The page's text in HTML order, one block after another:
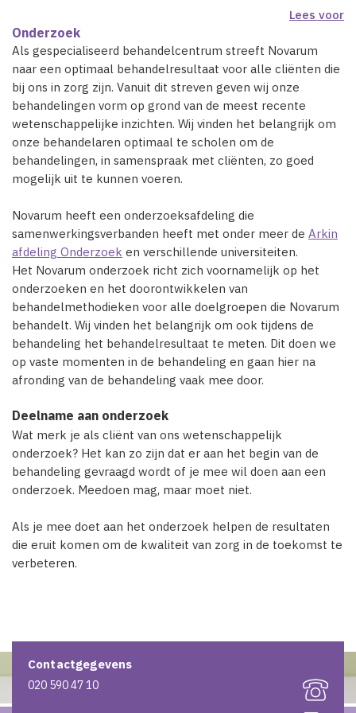
Lees voor
Onderzoek
Als gespecialiseerd behandelcentrum streeft Novarum
naar een optimaal behandelresultaat voor alle cliënten die
bij ons in zorg zijn. Vanuit dit streven geven wij onze
behandelingen vorm op grond van de meest recente
wetenschappelijke inzichten. Wij vinden het belangrijk om
onze behandelaren optimaal te scholen om de
behandelingen, in samenspraak met cliënten, zo goed
mogelijk uit te kunnen voeren.
Novarum heeft een onderzoeksafdeling die
samenwerkingsverbanden heeft met onder meer de Arkin
afdeling Onderzoek en verschillende universiteiten.
Het Novarum onderzoek richt zich voornamelijk op het
onderzoeken en het doorontwikkelen van
behandelmethodieken voor alle doelgroepen die Novarum
behandelt. Wij vinden het belangrijk om ook tijdens de
behandeling het behandelresultaat te meten. Dit doen we
op vaste momenten in de behandeling en gaan hier na
afronding van de behandeling vaak mee door.
Deelname aan onderzoek
Wat merk je als cliënt van ons wetenschappelijk
onderzoek? Het kan zo zijn dat er aan het begin van de
behandeling gevraagd wordt of je mee wil doen aan een
onderzoek. Meedoen mag, maar moet niet.
Als je mee doet aan het onderzoek helpen de resultaten
die eruit komen om de kwaliteit van zorg in de toekomst te
verbeteren.
Contactgegevens
020 590 47 10